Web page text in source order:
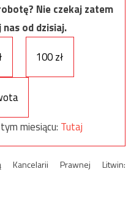
Nie czekaj zatem
od dzisiaj.
100 zł
miesiącu: Tutaj
Kancelarii Prawnej Litwin: